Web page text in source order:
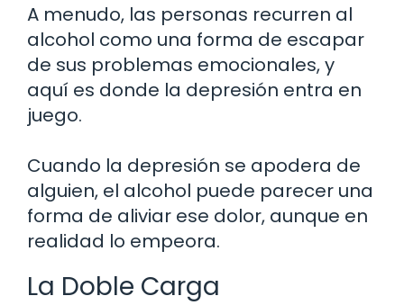
A menudo, las personas recurren al
alcohol como una forma de escapar
de sus problemas emocionales, y
aquí es donde la depresión entra en
juego.
Cuando la depresión se apodera de
alguien, el alcohol puede parecer una
forma de aliviar ese dolor, aunque en
realidad lo empeora.
La Doble Carga